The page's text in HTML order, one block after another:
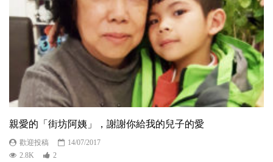
親愛的「街坊阿姨」，謝謝你給我的兒子的愛
歡迎投稿
14/07/2017
2.8K
2